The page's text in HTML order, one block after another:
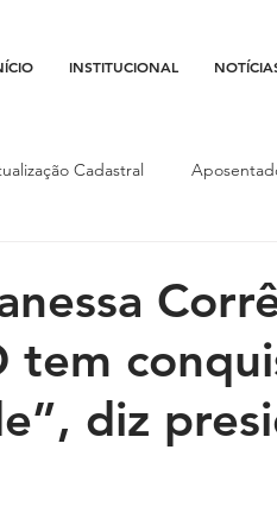
INSTITUCIONAL
Cadastral
Fiscal Justiça do
tem
diz